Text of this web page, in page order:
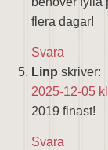
flera dagar!
Svara
Linp skriver:
2025-12-05
2019 finast!
Svara